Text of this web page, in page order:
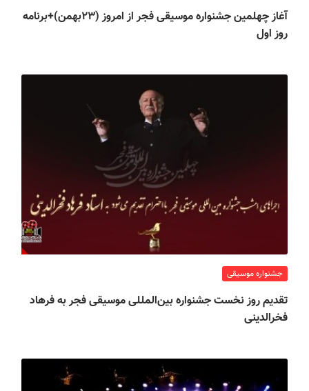
آغاز چهلمین جشنواره موسیقی فجر از امروز (۲۳بهمن)+برنامه
روز اول
جشنواره موسیقی
تقدیم روز نخست جشنواره بین‌المللی موسیقی فجر به فرهاد
فخرالدینی